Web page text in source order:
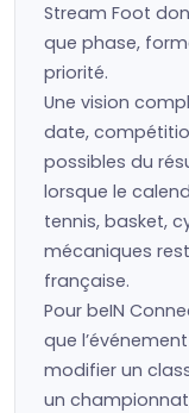
Stream Foot
que phase,
priorité.
Une vision
date,
possibles du
lorsque le
tennis, basket,
mécaniques
française.
Pour beIN
que
modifier un
un